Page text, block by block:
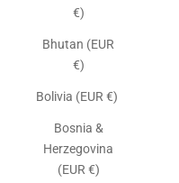
€)
Bhutan (EUR
€)
Bolivia (EUR €)
Bosnia &
Herzegovina
(EUR €)